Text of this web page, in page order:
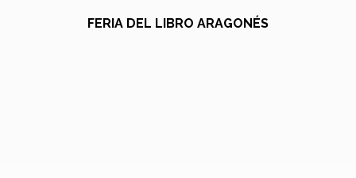
FERIA DEL LIBRO ARAGONÉS